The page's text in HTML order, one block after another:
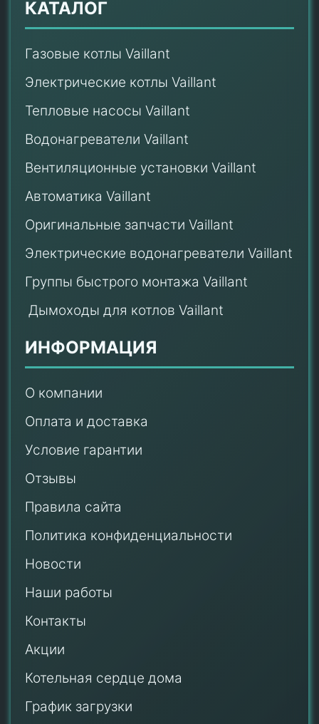
КАТАЛОГ
Газовые котлы Vaillant
Электрические котлы Vaillant
Тепловые насосы Vaillant
Водонагреватели Vaillant
Вентиляционные установки Vaillant
Автоматика Vaillant
Оригинальные запчасти Vaillant
Электрические водонагреватели Vaillant
Группы быстрого монтажа Vaillant
Дымоходы для котлов Vaillant
ИНФОРМАЦИЯ
О компании
Оплата и доставка
Условие гарантии
Отзывы
Правила сайта
Политика конфиденциальности
Новости
Наши работы
Контакты
Акции
Котельная сердце дома
График загрузки